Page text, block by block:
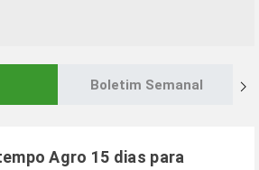
Boletim Semanal
Agro 15 dias para